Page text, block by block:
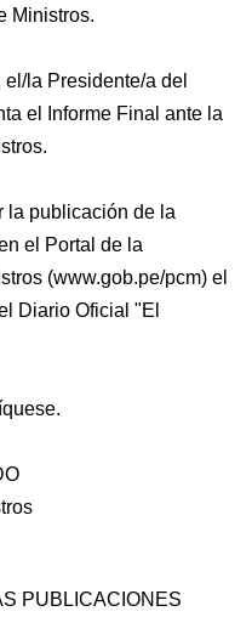
Ministros.
la Presidente/a del
el Informe Final ante la
la publicación de la
el Portal de la
(www.gob.pe/pcm) el
Diario Oficial "El
PUBLICACIONES